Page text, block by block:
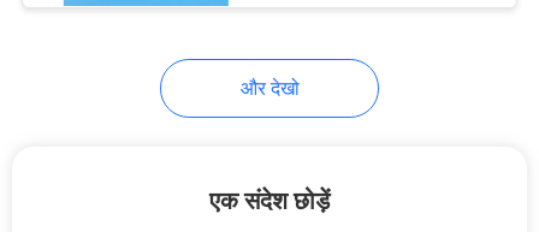
डिस्पोजेबल बबल टी कप
और देखो
एक संदेश छोड़ें